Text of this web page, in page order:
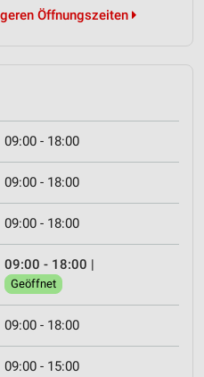
Öffnungszeiten
09:00 - 18:00
09:00 - 18:00
09:00 - 18:00
09:00 - 18:00 |
Geöffnet
09:00 - 18:00
09:00 - 15:00